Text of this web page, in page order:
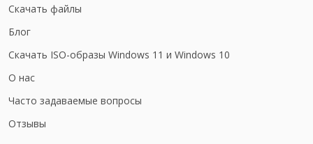
Скачать файлы
Блог
Скачать ISO-образы Windows 11 и Windows 10
О нас
Часто задаваемые вопросы
Отзывы